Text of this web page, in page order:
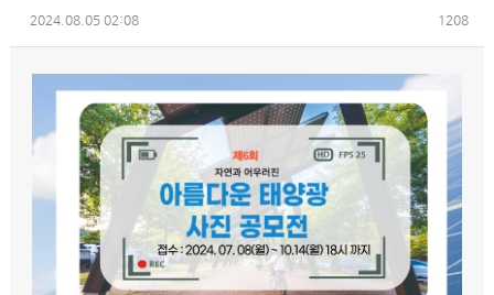
2024.08.05 02:08 1208